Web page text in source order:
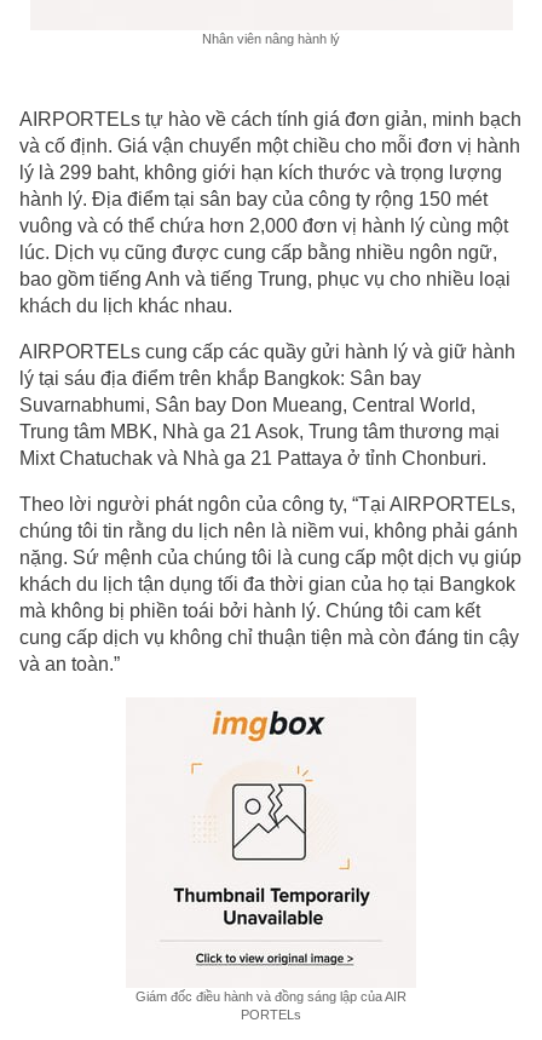
Nhân viên nâng hành lý
AIRPORTELs tự hào về cách tính giá đơn giản, minh bạch
và cố định. Giá vận chuyển một chiều cho mỗi đơn vị hành
lý là 299 baht, không giới hạn kích thước và trọng lượng
hành lý. Địa điểm tại sân bay của công ty rộng 150 mét
vuông và có thể chứa hơn 2,000 đơn vị hành lý cùng một
lúc. Dịch vụ cũng được cung cấp bằng nhiều ngôn ngữ,
bao gồm tiếng Anh và tiếng Trung, phục vụ cho nhiều loại
khách du lịch khác nhau.
AIRPORTELs cung cấp các quầy gửi hành lý và giữ hành
lý tại sáu địa điểm trên khắp Bangkok: Sân bay
Suvarnabhumi, Sân bay Don Mueang, Central World,
Trung tâm MBK, Nhà ga 21 Asok, Trung tâm thương mại
Mixt Chatuchak và Nhà ga 21 Pattaya ở tỉnh Chonburi.
Theo lời người phát ngôn của công ty, “Tại AIRPORTELs,
chúng tôi tin rằng du lịch nên là niềm vui, không phải gánh
nặng. Sứ mệnh của chúng tôi là cung cấp một dịch vụ giúp
khách du lịch tận dụng tối đa thời gian của họ tại Bangkok
mà không bị phiền toái bởi hành lý. Chúng tôi cam kết
cung cấp dịch vụ không chỉ thuận tiện mà còn đáng tin cậy
và an toàn.”
Giám đốc điều hành và đồng sáng lập của AIR
PORTELs